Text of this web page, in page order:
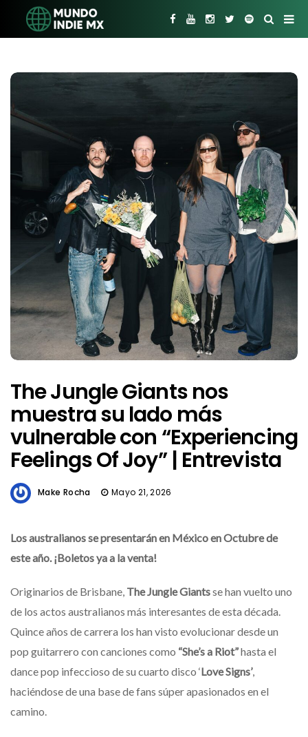
The Jungle Giants nos
muestra su lado más
vulnerable con “Experiencing
Feelings Of Joy” | Entrevista
Make Rocha Mayo 21, 2026
Los australianos se presentarán en México en Octubre de
este año. ¡Boletos ya a la venta!
Originarios de Brisbane, The Jungle Giantsse han vuelto uno
de los actos australianos más interesantes de esta década.
Quince años de carrera los han visto evolucionar desde un
pop guitarrero con canciones como “She’s a Riot”hasta el
dance pop infeccioso de su cuarto disco ‘Love Signs’,
haciéndose de una base de fans súper apasionados en el
camino.